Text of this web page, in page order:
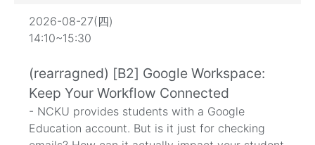
2026-08-27(四)
14:10~15:30
(rearragned) [B2] Google Workspace:
Keep Your Workflow Connected
- NCKU provides students with a Google
Education account. But is it just for checking